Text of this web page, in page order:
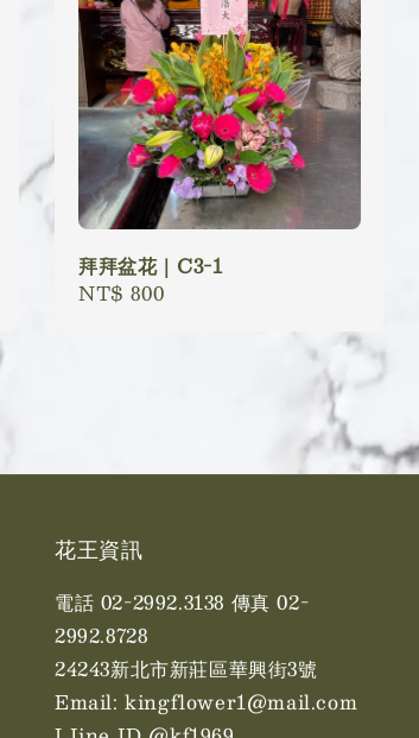
拜拜盆花｜C3-1
Regular
NT$ 800
花王資訊
電話 02-2992.3138 傳真 02-
2992.8728
24243新北市新莊區華興街3號
Email: kingflower1@mail.com